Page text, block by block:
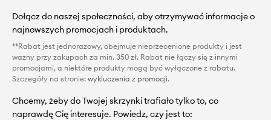
Dołącz do naszej społeczności, aby otrzymywać informacje o
najnowszych promocjach i produktach.
**Rabat jest jednorazowy, obejmuje nieprzecenione produkty i jest
ważny przy zakupach za min. 350 zł. Rabat nie łączy się z innymi
promocjami, a niektóre produkty mogą być wyłączone z rabatu.
Szczegóły na stronie: wykluczenia z promocji.
Chcemy, żeby do Twojej skrzynki trafiało tylko to, co
naprawdę Cię interesuje. Powiedz, czy jest to: